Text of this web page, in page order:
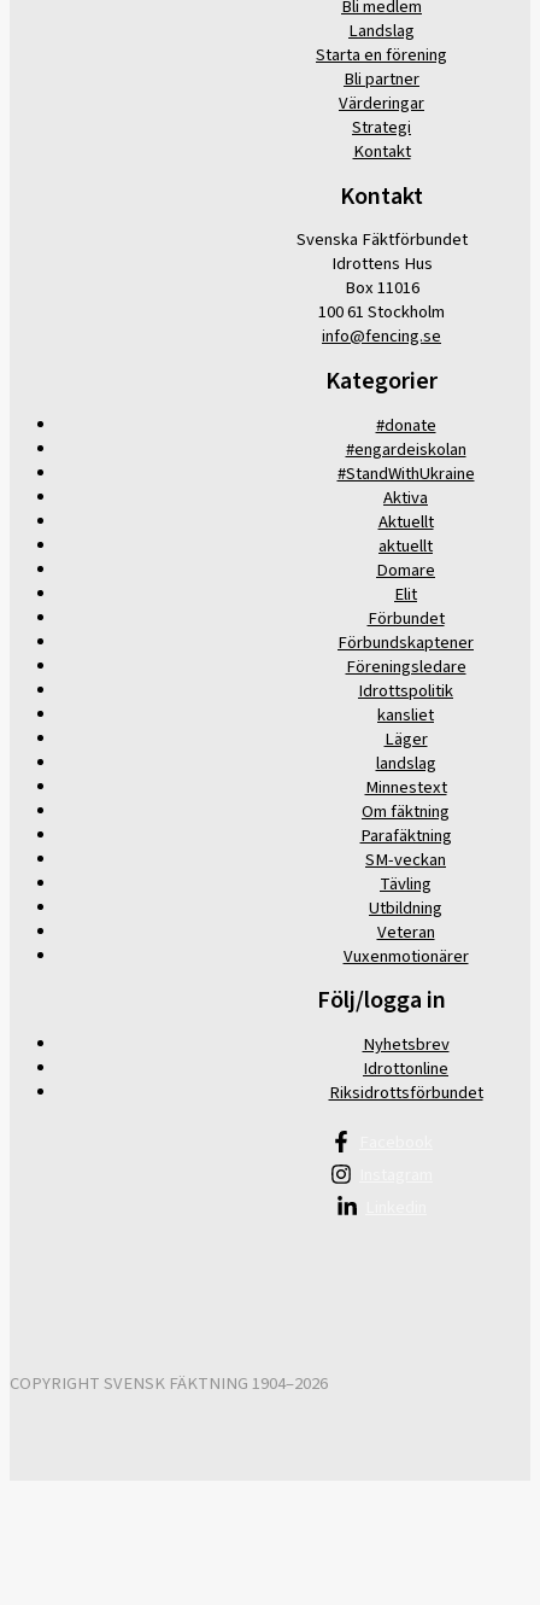
Bli medlem
Landslag
Starta en förening
Bli partner
Värderingar
Strategi
Kontakt
Kontakt
Svenska Fäktförbundet
Idrottens Hus
Box 11016
100 61 Stockholm
info@fencing.se
Kategorier
#donate
#engardeiskolan
#StandWithUkraine
Aktiva
Aktuellt
aktuellt
Domare
Elit
Förbundet
Förbundskaptener
Föreningsledare
Idrottspolitik
kansliet
Läger
landslag
Minnestext
Om fäktning
Parafäktning
SM-veckan
Tävling
Utbildning
Veteran
Vuxenmotionärer
Följ/logga in
Nyhetsbrev
Idrottonline
Riksidrottsförbundet
COPYRIGHT SVENSK FÄKTNING 1904–2026